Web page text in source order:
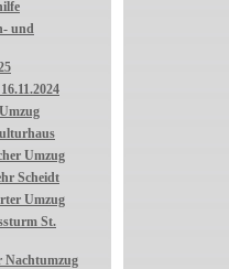
und
Umzug
Scheidt
Umzug
St.
Nachtumzug